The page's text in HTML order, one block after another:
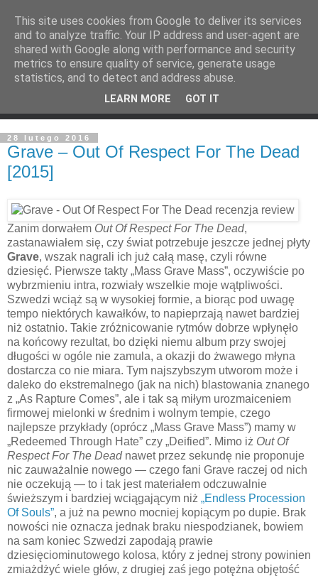
28 lutego 2016
Grave – Out Of Respect For The Dead
[2015]
Zanim dorwałem Out Of Respect For The Dead,
zastanawiałem się, czy świat potrzebuje jeszcze jednej płyty
Grave, wszak nagrali ich już całą masę, czyli równe
dziesięć. Pierwsze takty „Mass Grave Mass”, oczywiście po
wybrzmieniu intra, rozwiały wszelkie moje wątpliwości.
Szwedzi wciąż są w wysokiej formie, a biorąc pod uwagę
tempo niektórych kawałków, to napieprzają nawet bardziej
niż ostatnio. Takie zróżnicowanie rytmów dobrze wpłynęło
na końcowy rezultat, bo dzięki niemu album przy swojej
długości w ogóle nie zamula, a okazji do żwawego młyna
dostarcza co nie miara. Tym najszybszym utworom może i
daleko do ekstremalnego (jak na nich) blastowania znanego
z „As Rapture Comes”, ale i tak są miłym urozmaiceniem
firmowej mielonki w średnim i wolnym tempie, czego
najlepsze przykłady (oprócz „Mass Grave Mass”) mamy w
„Redeemed Through Hate” czy „Deified”. Mimo iż Out Of
Respect For The Deadnawet przez sekundę nie proponuje
nic zauważalnie nowego — czego fani Grave raczej od nich
nie oczekują — to i tak jest materiałem odczuwalnie
świeższym i bardziej wciągającym niż „Endless Procession
Of Souls”, a już na pewno mocniej kopiącym po dupie. Brak
nowości nie oznacza jednak braku niespodzianek, bowiem
na sam koniec Szwedzi zapodają prawie
dziesięciominutowego kolosa, który z jednej strony powinien
zmiażdżyć wiele głów, z drugiej zaś jego potężna objętość
This site uses cookies from Google to deliver its services
and to analyze traffic. Your IP address and user-agent are
shared with Google along with performance and security
metrics to ensure quality of service, generate usage
statistics, and to detect and address abuse.
LEARN MORE GOT IT